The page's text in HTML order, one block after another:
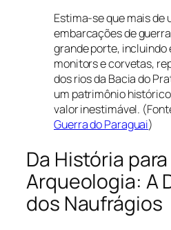
Estima-se que mais de
embarcações de
grande porte, incluindo
monitors e corvetas,
dos rios da Bacia do
um patrimônio
valor inestimável.
Guerra do Paraguai)
Da História
Arqueologia: A
dos Naufrágios